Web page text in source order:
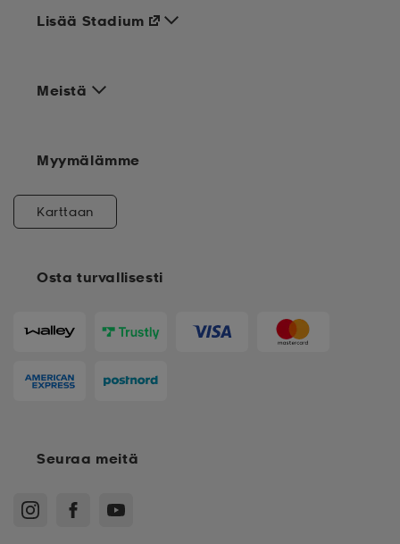
Meistä
Osta turvallisesti
Lisää Stadium
Myymälämme
Karttaan
Seuraa meitä